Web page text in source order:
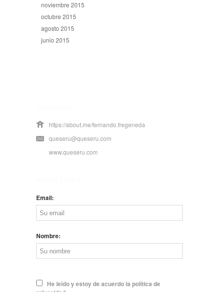
noviembre 2015
octubre 2015
agosto 2015
junio 2015
https://about.me/fernando.fregeneda
queseru@queseru.com
www.queseru.com
Email:
Nombre:
He leído y estoy de acuerdo la política de